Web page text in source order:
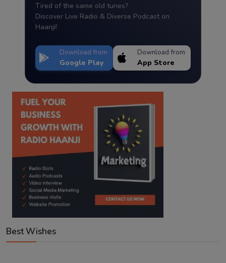
Tired of the same old tunes?
Discover Live Radio & Diverse Podcast on
Haanji!
Download from
Google Play
Download from
App Store
Best Wishes